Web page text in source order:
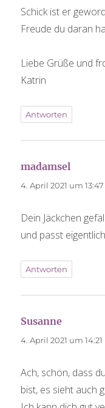
Schick ist er
Freude du daran
Liebe Grüße und
Katrin
Antworten
madamsel
4. April 2021 um
Dein Jäckchen
und passt
Antworten
Susanne
4. April 2021 um
Ach, schön, dass
bist, es sieht auch